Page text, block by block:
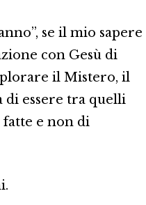
se il mio sapere
con Gesù di
il Mistero, il
di essere tra quelli
fatte e non di